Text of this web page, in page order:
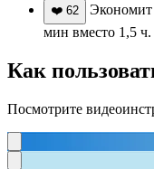
❤️ 62
Экономит
мин вместо 1,5 ч.
Как
Посмотрите